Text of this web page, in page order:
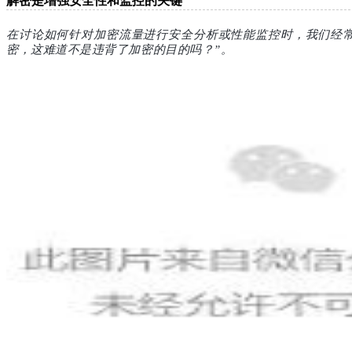
在讨论如何针对加密流量进行安全分析或性能监控时，我们
密，这难道不是违背了加密的目的吗？”。